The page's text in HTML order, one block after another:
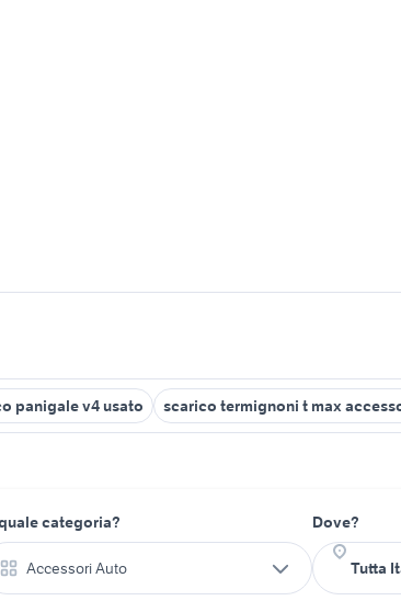
panigale v4 usato scarico termignoni t max
categoria?
Accessori Auto
Dove?